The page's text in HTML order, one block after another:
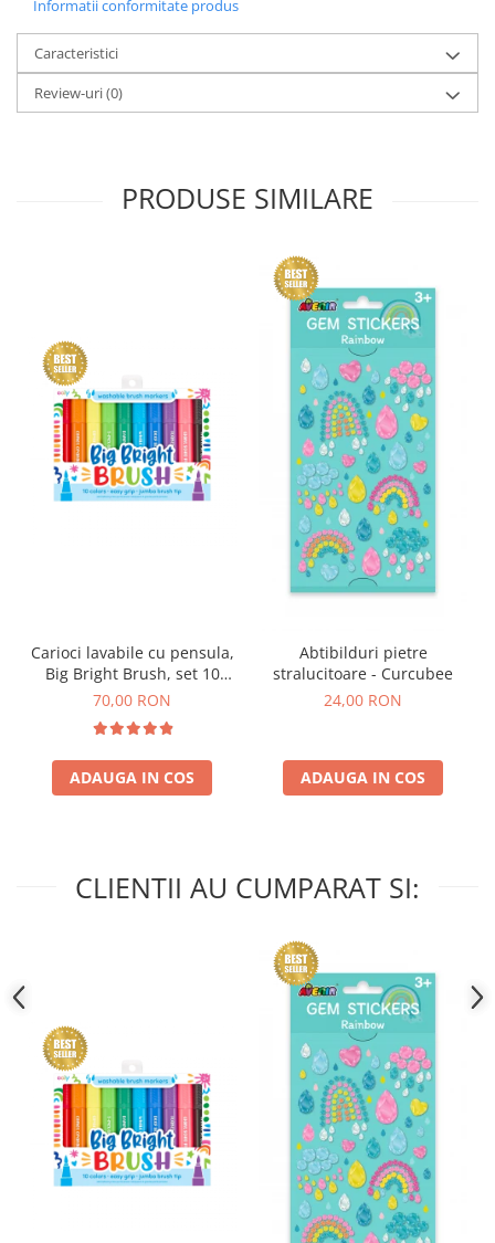
Informatii conformitate produs
Caracteristici
Review-uri(0)
PRODUSE SIMILARE
Carioci lavabile cu pensula,
Big Bright Brush, set 10
culori
70,00 RON
ADAUGA IN COS
Abtibilduri pietre
stralucitoare - Curcubee
24,00 RON
ADAUGA IN COS
CLIENTII AU CUMPARAT SI: